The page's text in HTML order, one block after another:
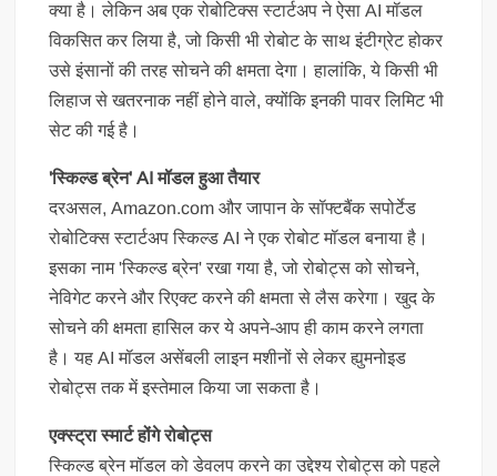
क्या है। लेकिन अब एक रोबोटिक्स स्टार्टअप ने ऐसा AI मॉडल
विकसित कर लिया है, जो किसी भी रोबोट के साथ इंटीग्रेट होकर
उसे इंसानों की तरह सोचने की क्षमता देगा। हालांकि, ये किसी भी
लिहाज से खतरनाक नहीं होने वाले, क्योंकि इनकी पावर लिमिट भी
सेट की गई है।
'स्किल्ड ब्रेन' AI मॉडल हुआ तैयार
दरअसल, Amazon.com और जापान के सॉफ्टबैंक सपोर्टेड
रोबोटिक्स स्टार्टअप स्किल्ड AI ने एक रोबोट मॉडल बनाया है।
इसका नाम 'स्किल्ड ब्रेन' रखा गया है, जो रोबोट्स को सोचने,
नेविगेट करने और रिएक्ट करने की क्षमता से लैस करेगा। खुद के
सोचने की क्षमता हासिल कर ये अपने-आप ही काम करने लगता
है। यह AI मॉडल असेंबली लाइन मशीनों से लेकर ह्युमनोइड
रोबोट्स तक में इस्तेमाल किया जा सकता है।
एक्स्ट्रा स्मार्ट होंगे रोबोट्स
स्किल्ड ब्रेन मॉडल को डेवलप करने का उद्देश्य रोबोट्स को पहले